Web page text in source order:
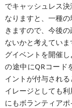
でキャッシュレス
なりますと、一種
きますので、今後
ないかと考えてい
グイベントを開催
の途中にQRコード
イントが付与され
イレージとしても
にもボランティア